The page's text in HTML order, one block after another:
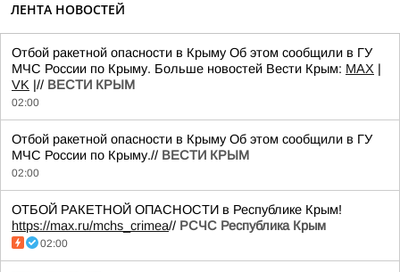
ЛЕНТА НОВОСТЕЙ
Отбой ракетной опасности в Крыму Об этом сообщили в ГУ
МЧС России по Крыму. Больше новостей Вести Крым: MAX |
VK |// ВЕСТИ КРЫМ
02:00
Отбой ракетной опасности в Крыму Об этом сообщили в ГУ
МЧС России по Крыму.// ВЕСТИ КРЫМ
02:00
ОТБОЙ РАКЕТНОЙ ОПАСНОСТИ в Республике Крым!
https://max.ru/mchs_crimea// РСЧС Республика Крым
02:00